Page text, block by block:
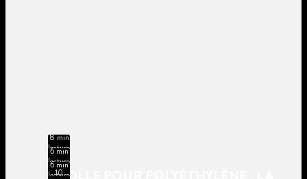
8 min
lecture
6 min
lecture
6 min
lecture
10